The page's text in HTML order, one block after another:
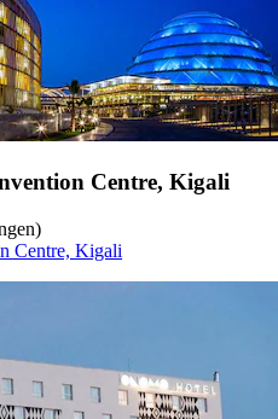
Centre, Kigali
Centre, Kigali